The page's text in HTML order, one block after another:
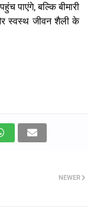
पहुंच पाएंगे,बल्कि बीमारी
स्वस्थ जीवन शैली के
NEWER